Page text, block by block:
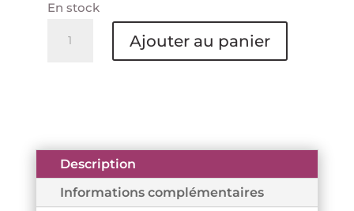
En stock
de
protection
Ajouter au panier
Description
Informations complémentaires